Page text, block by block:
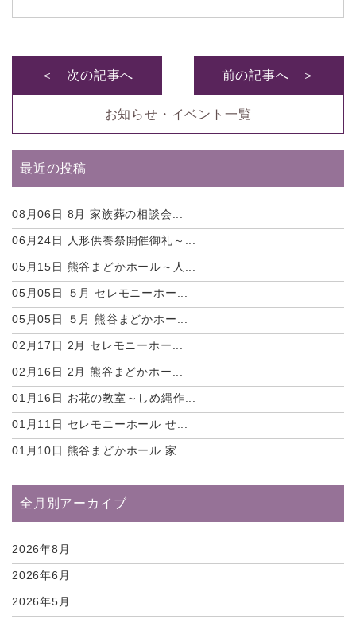
＜ 次の記事へ
お知らせ・イベント一覧
前の記事へ ＞
最近の投稿
08月06日 8月 家族葬の相談会...
06月24日 人形供養祭開催御礼～...
05月15日 熊谷まどかホール～人...
05月05日 ５月 セレモニーホー...
05月05日 ５月 熊谷まどかホー...
02月17日 2月 セレモニーホー...
02月16日 2月 熊谷まどかホー...
01月16日 お花の教室～しめ縄作...
01月11日 セレモニーホール せ...
01月10日 熊谷まどかホール 家...
全月別アーカイブ
2026年8月
2026年6月
2026年5月